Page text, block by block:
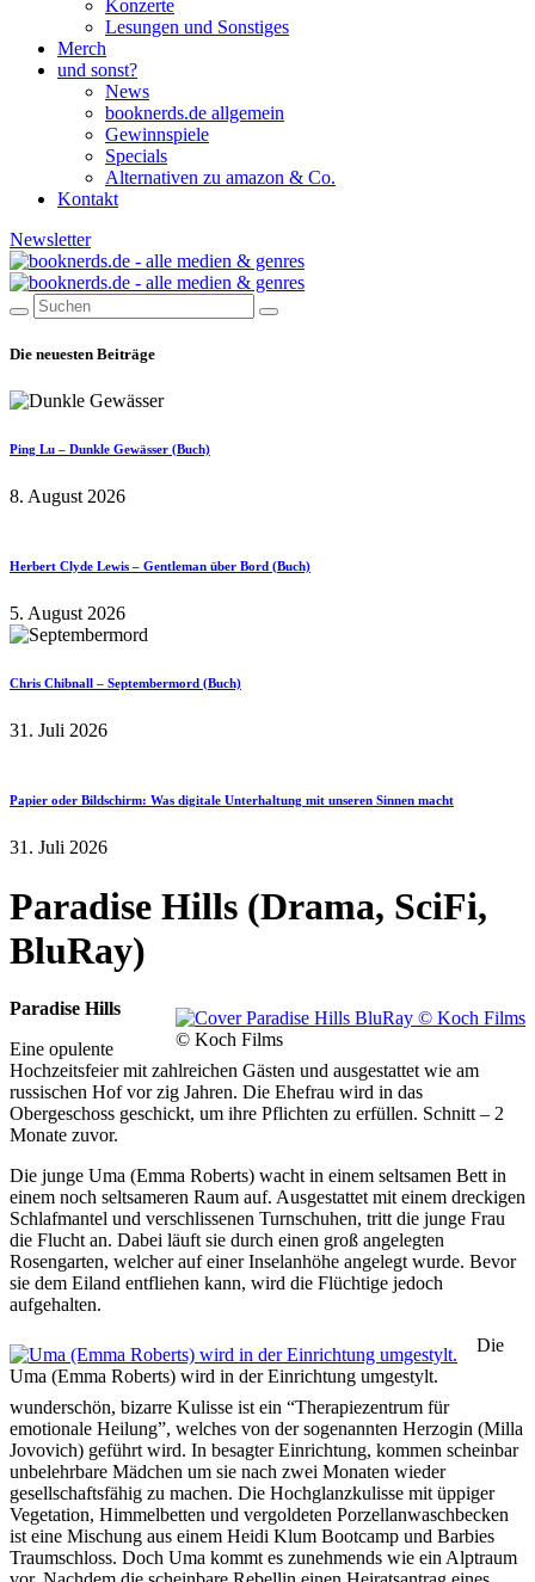
Konzerte
Lesungen und Sonstiges
Merch
und sonst?
News
booknerds.de allgemein
Gewinnspiele
Specials
Alternativen zu amazon & Co.
Kontakt
Newsletter
Die neuesten Beiträge
Ping Lu – Dunkle Gewässer (Buch)
8. August 2026
Herbert Clyde Lewis – Gentleman über Bord (Buch)
5. August 2026
Chris Chibnall – Septembermord (Buch)
31. Juli 2026
Papier oder Bildschirm: Was digitale Unterhaltung mit unseren Sinnen macht
31. Juli 2026
Paradise Hills (Drama, SciFi,
BluRay)
© Koch Films
Paradise Hills
Eine opulente
Hochzeitsfeier mit zahlreichen Gästen und ausgestattet wie am
russischen Hof vor zig Jahren. Die Ehefrau wird in das
Obergeschoss geschickt, um ihre Pflichten zu erfüllen. Schnitt – 2
Monate zuvor.
Die junge Uma (Emma Roberts) wacht in einem seltsamen Bett in
einem noch seltsameren Raum auf. Ausgestattet mit einem dreckigen
Schlafmantel und verschlissenen Turnschuhen, tritt die junge Frau
die Flucht an. Dabei läuft sie durch einen groß angelegten
Rosengarten, welcher auf einer Inselanhöhe angelegt wurde. Bevor
sie dem Eiland entfliehen kann, wird die Flüchtige jedoch
aufgehalten.
Uma (Emma Roberts) wird in der Einrichtung umgestylt.
Die
wunderschön, bizarre Kulisse ist ein “Therapiezentrum für
emotionale Heilung”, welches von der sogenannten Herzogin (Milla
Jovovich) geführt wird. In besagter Einrichtung, kommen scheinbar
unbelehrbare Mädchen um sie nach zwei Monaten wieder
gesellschaftsfähig zu machen. Die Hochglanzkulisse mit üppiger
Vegetation, Himmelbetten und vergoldeten Porzellanwaschbecken
ist eine Mischung aus einem Heidi Klum Bootcamp und Barbies
Traumschloss. Doch Uma kommt es zunehmends wie ein Alptraum